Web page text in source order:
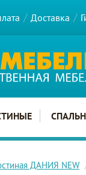
Доставка
ДАНИЯ NEW